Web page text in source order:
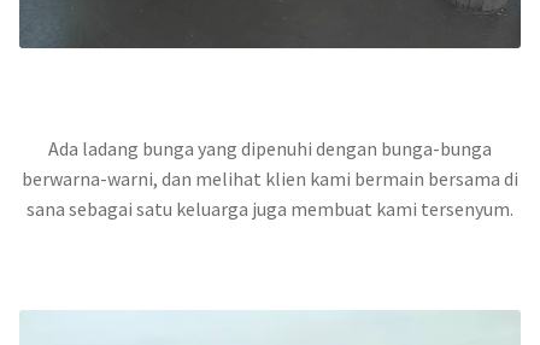
Ada ladang bunga yang dipenuhi dengan bunga-bunga
berwarna-warni, dan melihat klien kami bermain bersama di
sana sebagai satu keluarga juga membuat kami tersenyum.